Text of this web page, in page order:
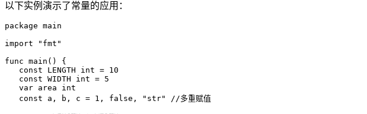
以下实例演示了常量的应用：
package main
import "fmt"
func main() {
   const LENGTH int = 10
   const WIDTH int = 5
   var area int
   const a, b, c = 1, false, "str" //多重赋值